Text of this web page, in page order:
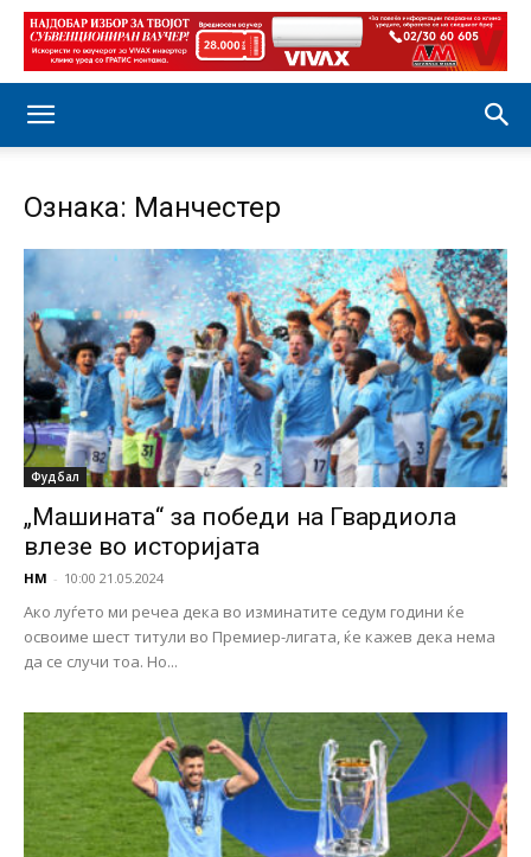
Ознака: Манчестер
Фудбал
„Машината“ за победи на Гвардиола
влезе во историјата
НМ - 10:00 21.05.2024
Ако луѓето ми речеа дека во изминатите седум години ќе
освоиме шест титули во Премиер-лигата, ќе кажев дека нема
да се случи тоа. Но...